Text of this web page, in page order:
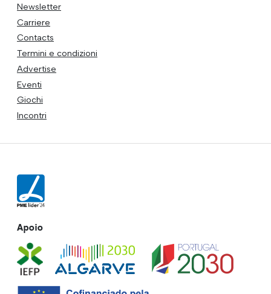
Newsletter
Carriere
Contacts
Termini e condizioni
Advertise
Eventi
Giochi
Incontri
Apoio